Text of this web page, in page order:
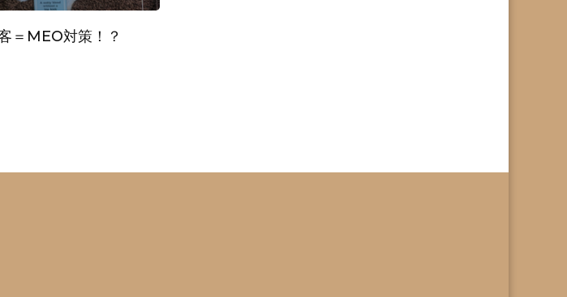
＝MEO対策！？